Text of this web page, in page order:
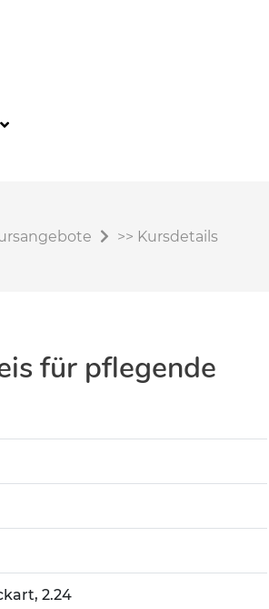
>> Kursdetails
für pflegende
2.24